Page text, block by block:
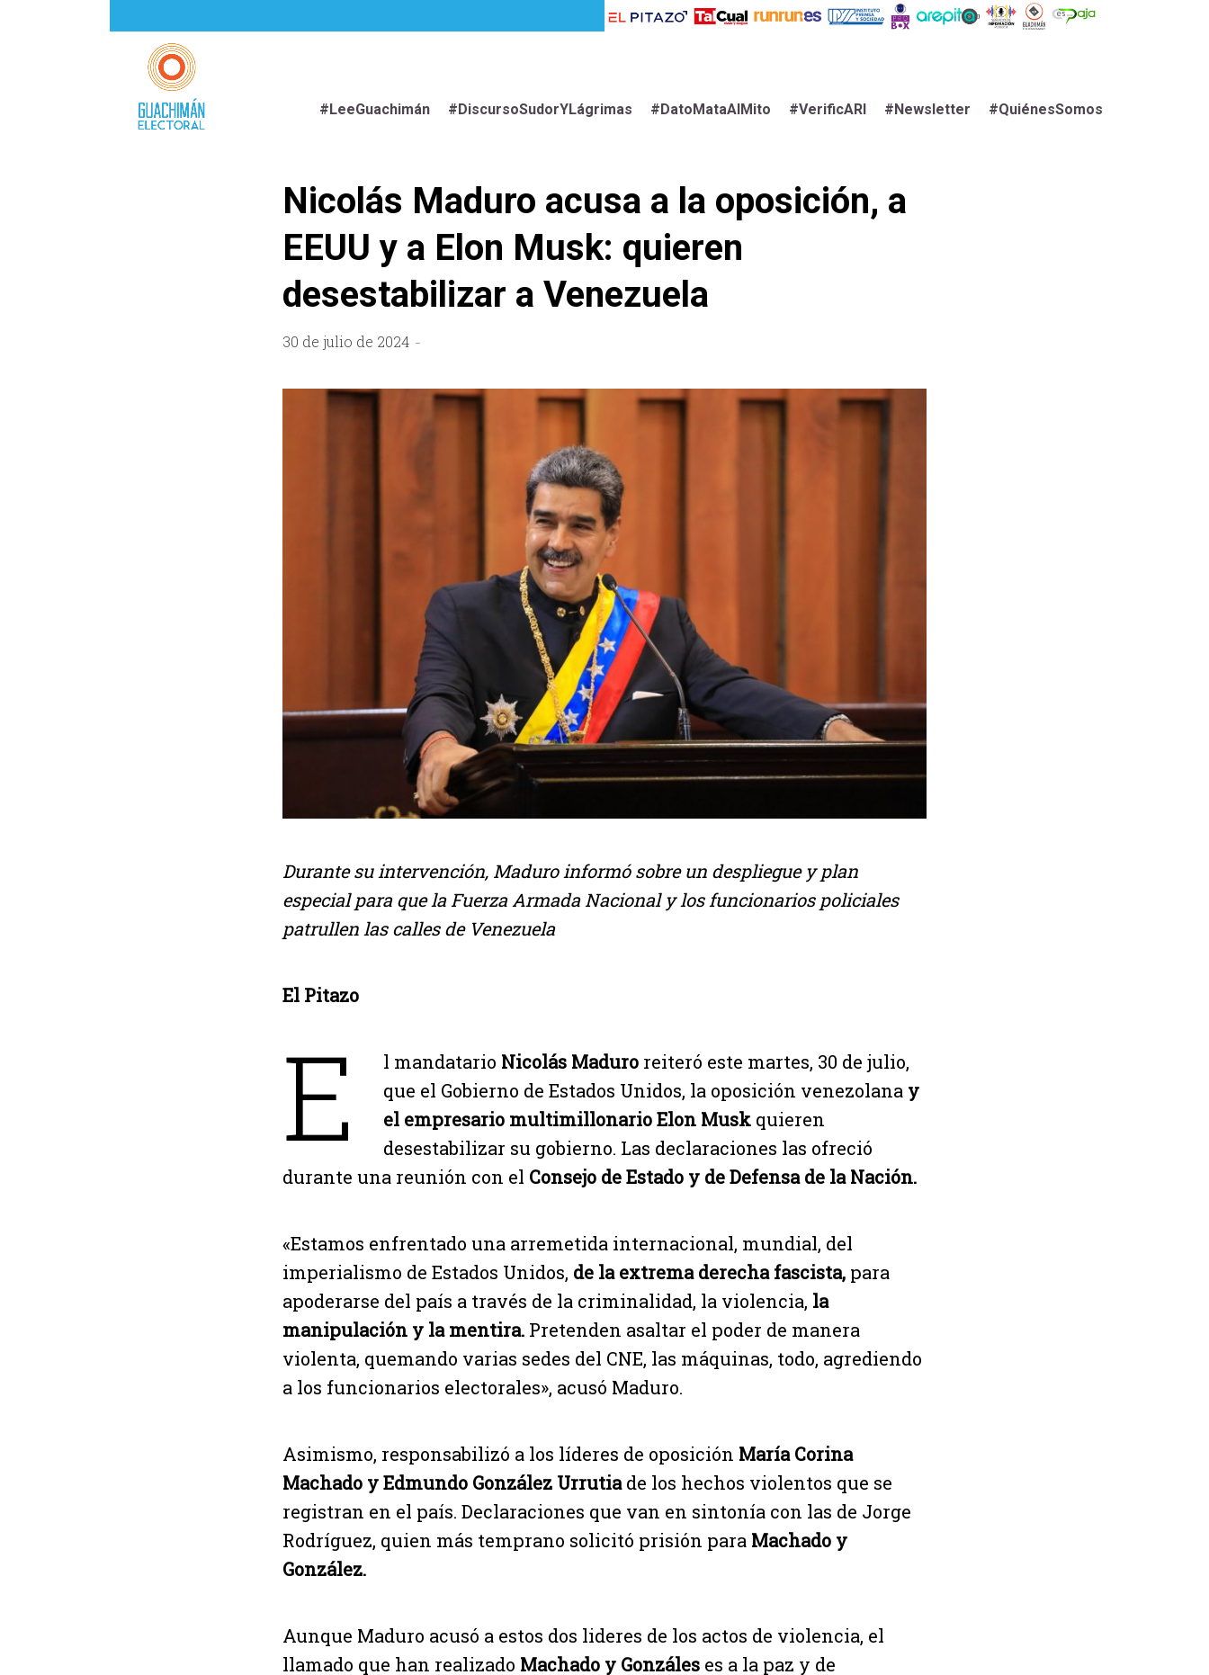
#LeeGuachimán #DiscursoSudorYLágrimas #DatoMataAlMito #VerificARI #Newsletter #QuiénesSomos
Nicolás Maduro acusa a la oposición, a
EEUU y a Elon Musk: quieren
desestabilizar a Venezuela
30 de julio de 2024
Durante su intervención, Maduro informó sobre un despliegue y plan
especial para que la Fuerza Armada Nacional y los funcionarios policiales
patrullen las calles de Venezuela
El Pitazo
E l mandatario Nicolás Maduro reiteró este martes, 30 de julio,
que el Gobierno de Estados Unidos, la oposición venezolana y
el empresario multimillonario Elon Musk quieren
desestabilizar su gobierno. Las declaraciones las ofreció
durante una reunión con el Consejo de Estado y de Defensa de la Nación.
«Estamos enfrentado una arremetida internacional, mundial, del
imperialismo de Estados Unidos, de la extrema derecha fascista, para
apoderarse del país a través de la criminalidad, la violencia, la
manipulación y la mentira. Pretenden asaltar el poder de manera
violenta, quemando varias sedes del CNE, las máquinas, todo, agrediendo
a los funcionarios electorales», acusó Maduro.
Asimismo, responsabilizó a los líderes de oposición María Corina
Machado yEdmundo González Urrutiade los hechos violentos que se
registran en el país. Declaraciones que van en sintonía con las de Jorge
Rodríguez, quien más temprano solicitó prisión para Machado y
González.
Aunque Maduro acusó a estos dos lideres de los actos de violencia, el
llamado que han realizado Machado y Gonzáles es a la paz y de